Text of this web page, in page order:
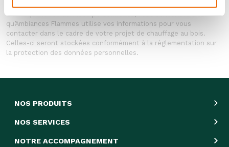
En indiquant vos données personnelles, vous consentez à ce
qu’Ambiances Flammes utilise vos informations pour vous
contacter dans le cadre de votre projet de chauffage au bois.
Celles-ci seront stockées conformément à la réglementation sur
la protection des données personnelles.
NOS PRODUITS
NOS SERVICES
NOTRE ACCOMPAGNEMENT